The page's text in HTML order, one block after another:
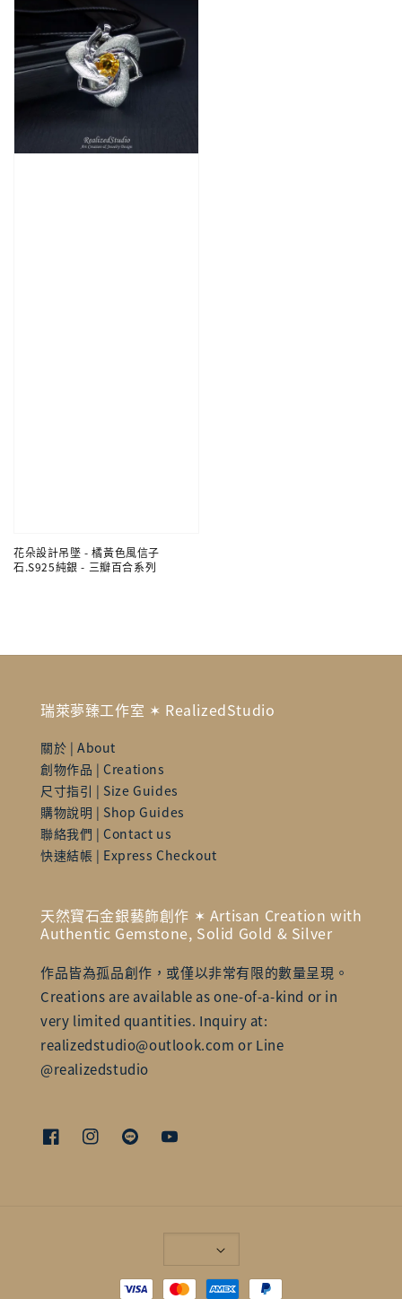
花朵設計吊墜 - 橘黃色風信子
石.S925純銀 - 三瓣百合系列
瑞萊夢臻工作室 ✶ RealizedStudio
關於 | About
創物作品 | Creations
尺寸指引 | Size Guides
購物說明 | Shop Guides
聯絡我們 | Contact us
快速結帳 | Express Checkout
天然寶石金銀藝飾創作 ✶ Artisan Creation with
Authentic Gemstone, Solid Gold & Silver
作品皆為孤品創作，或僅以非常有限的數量呈現。
Creations are available as one-of-a-kind or in
very limited quantities. Inquiry at:
realizedstudio@outlook.com or Line
@realizedstudio